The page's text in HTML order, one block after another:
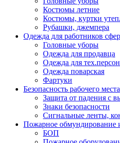
Костюмы летние
Костюмы, куртки
Рубашки, джемпера
Одежда для работников
Головные уборы
Одежда для продавца
Одежда для
Одежда поварская
Фартуки
Безопасность рабочего места
Защита от падения с
Знаки безопасности
Сигнальные ленты,
Пожарное обмундирование
БОП